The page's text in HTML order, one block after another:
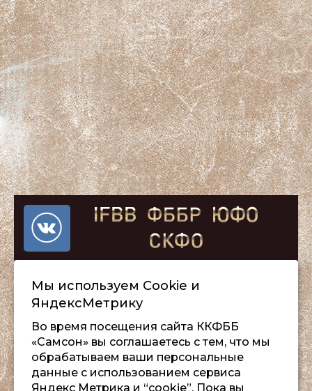
Мы используем Сookie и
ЯндексМетрику
Во время посещения сайта ККФББ
«Самсон» вы соглашаетесь с тем, что мы
обрабатываем ваши персональные
данные с использованием сервиса
Яндекс Метрика и “cookie”. Пока вы